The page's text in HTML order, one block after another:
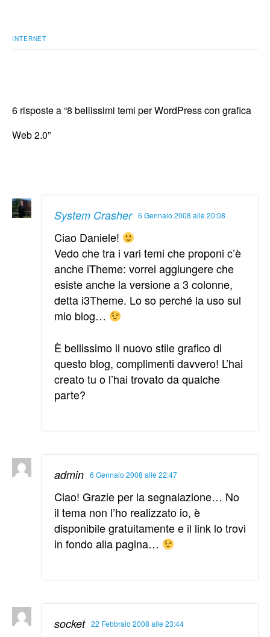
INTERNET
6 risposte a “8 bellissimi temi per WordPress con grafica
Web 2.0”
System Crasher 6 Gennaio 2008 alle 20:08
Ciao Daniele!
Vedo che tra i vari temi che proponi c’è
anche iTheme: vorrei aggiungere che
esiste anche la versione a 3 colonne,
detta i3Theme. Lo so perché la uso sul
mio blog…
È bellissimo il nuovo stile grafico di
questo blog, complimenti davvero! L’hai
creato tu o l’hai trovato da qualche
parte?
admin 6 Gennaio 2008 alle 22:47
Ciao! Grazie per la segnalazione… No
il tema non l’ho realizzato io, è
disponibile gratuitamente e il link lo trovi
in fondo alla pagina…
socket 22 Febbraio 2008 alle 23:44